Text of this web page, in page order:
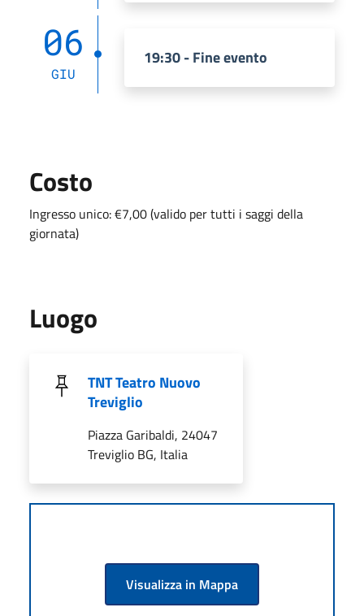
06
GIU
19:30 - Fine evento
Costo
Ingresso unico: €7,00 (valido per tutti i saggi della
giornata)
Luogo
TNT Teatro Nuovo
Treviglio
Piazza Garibaldi, 24047
Treviglio BG, Italia
Visualizza in Mappa